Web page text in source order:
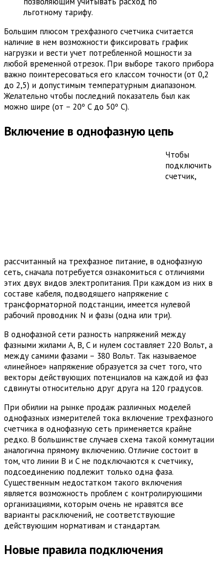
льготному тарифу.
Большим плюсом трехфазного счетчика считается
наличие в нем возможности фиксировать график
нагрузки и вести учет потребленной мощности за
любой временной отрезок. При выборе такого прибора
важно поинтересоваться его классом точности (от 0,2
до 2,5) и допустимым температурным диапазоном.
Желательно чтобы последний показатель был как
можно шире (от – 20º C до 50º C).
Включение в однофазную цепь
Чтобы
подключить
счетчик,
рассчитанный на трехфазное питание, в однофазную
сеть, сначала потребуется ознакомиться с отличиями
этих двух видов электропитания. При каждом из них в
составе кабеля, подводящего напряжение с
трансформаторной подстанции, имеется нулевой
рабочий проводник N и фазы (одна или три).
В однофазной сети разность напряжений между
фазными жилами A, B, C и нулем составляет 220 Вольт, а
между самими фазами – 380 Вольт. Так называемое
«линейное» напряжение образуется за счет того, что
векторы действующих потенциалов на каждой из фаз
сдвинуты относительно друг друга на 120 градусов.
При обилии на рынке продаж различных моделей
однофазных измерителей тока включение трехфазного
счетчика в однофазную сеть применяется крайне
редко. В большинстве случаев схема такой коммутации
аналогична прямому включению. Отличие состоит в
том, что линии B и C не подключаются к счетчику,
подсоединению подлежит только одна фаза.
Существенным недостатком такого включения
является возможность проблем с контролирующими
организациями, которым очень не нравятся все
варианты расключений, не соответствующие
действующим нормативам и стандартам.
Новые правила подключения